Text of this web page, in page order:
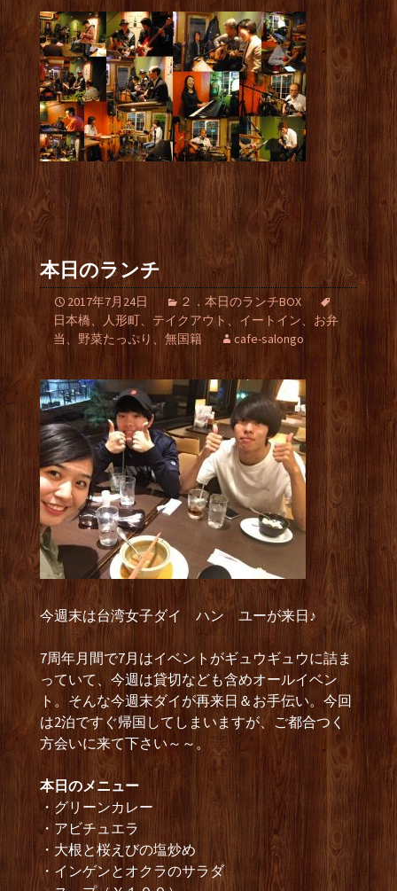
本日のランチ
2017年7月24日
２．本日のランチBOX
日本橋、人形町、テイクアウト、イートイン、お弁
当、野菜たっぷり、無国籍
cafe-salongo
今週末は台湾女子ダイ ハン ユーが来日♪
7周年月間で7月はイベントがギュウギュウに詰ま
っていて、今週は貸切なども含めオールイベン
ト。そんな今週末ダイが再来日＆お手伝い。今回
は2泊ですぐ帰国してしまいますが、ご都合つく
方会いに来て下さい～～。
本日のメニュー
・グリーンカレー
・アビチュエラ
・大根と桜えびの塩炒め
・インゲンとオクラのサラダ